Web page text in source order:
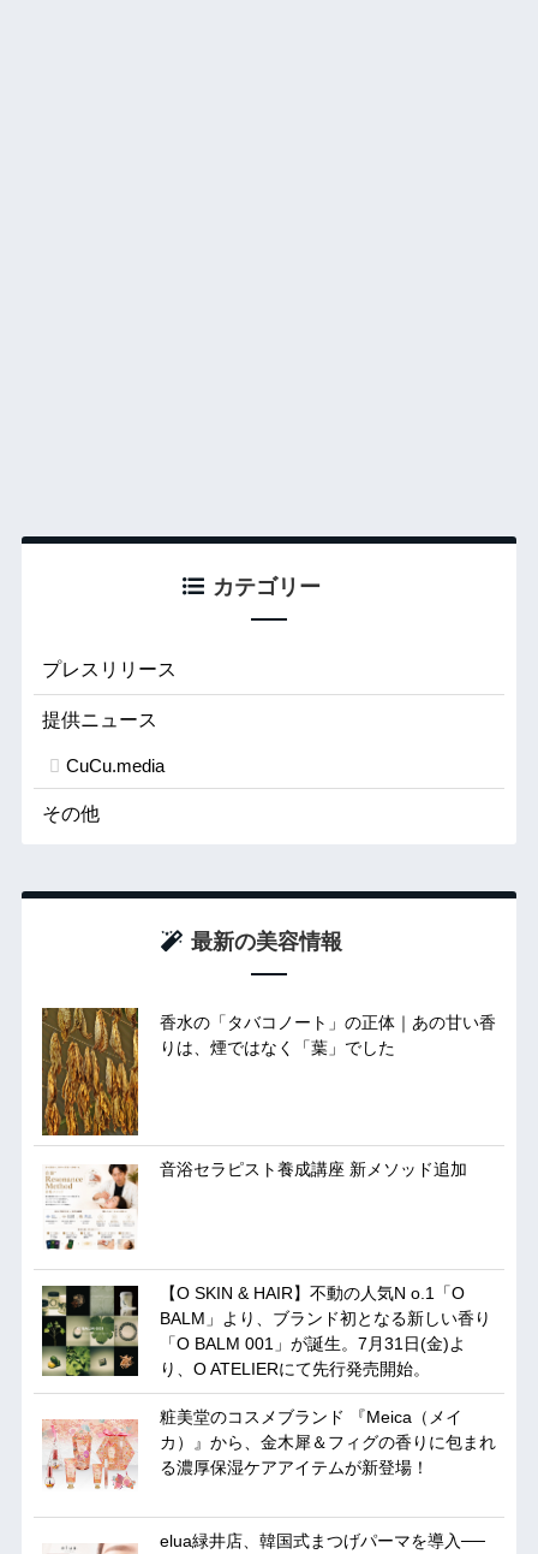
カテゴリー
プレスリリース
提供ニュース
CuCu.media
その他
最新の美容情報
香水の「タバコノート」の正体｜あの甘い香
りは、煙ではなく「葉」でした
音浴セラピスト養成講座 新メソッド追加
【O SKIN & HAIR】不動の人気N o.1「O
BALM」より、ブランド初となる新しい香り
「O BALM 001」が誕生。7月31日(金)よ
り、O ATELIERにて先行発売開始。
粧美堂のコスメブランド 『Meica（メイ
カ）』から、金木犀＆フィグの香りに包まれ
る濃厚保湿ケアアイテムが新登場！
elua緑井店、韓国式まつげパーマを導入──